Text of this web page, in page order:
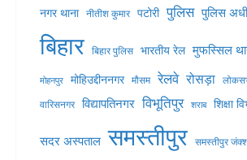
नगर थाना नीतीश कुमार पटोरी पुलिस पुलिस
बिहार बिहार पुलिस भारतीय रेल मुफस्सिल
मोहनपुर मोहिउद्दीननगर मौसम रेलवे रोसड़ा
वारिसनगर विद्यापतिनगर विभूतिपुर शराब शिक्षा
सदर अस्पताल समस्तीपुर समस्तीपुर